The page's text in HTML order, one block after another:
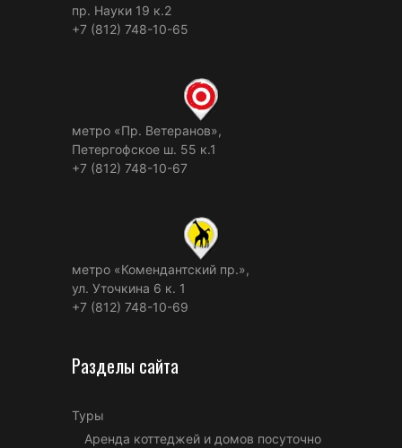
пр. Науки 19 к.2
+7 (812) 748-10-65
метро «Пр. Ветеранов»,
Петергофское ш. 55 к.1
+7 (812) 748-10-67
метро «Комендантский пр.»,
ул. Уточкина 6 к. 1
+7 (812) 748-10-69
Разделы сайта
Туры
Аренда коттеджей и домов посуточно